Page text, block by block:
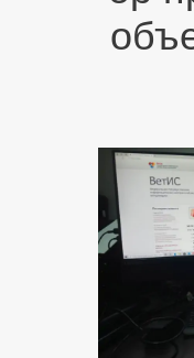
НОВОСТИ